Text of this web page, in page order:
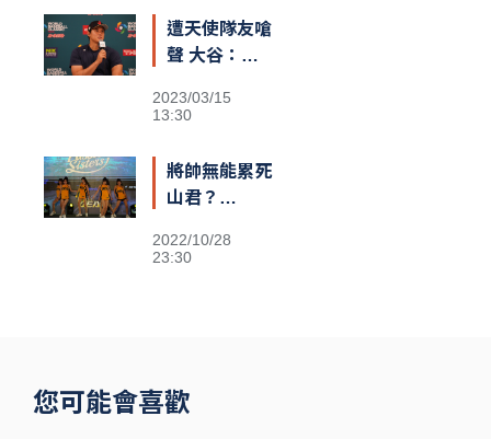
熱議
遭天使隊友嗆
聲 大谷：還
容
2023/03/15
13:30
將帥無能累死
山君？
Sisters高鐵
2022/10/28
23:30
您可能會喜歡